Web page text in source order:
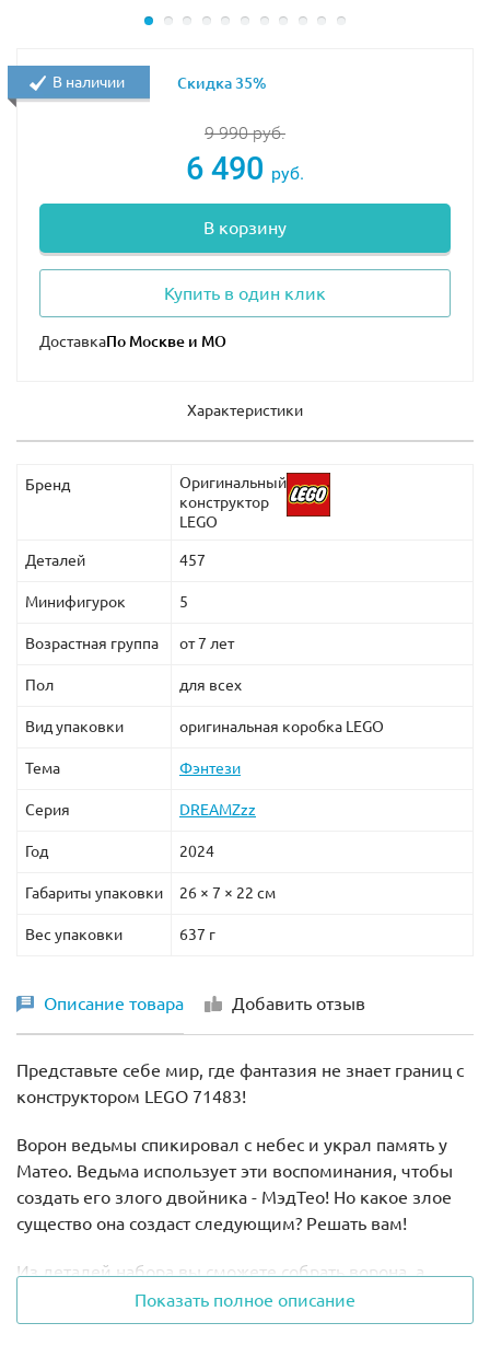
9 990руб.
6 490 руб.
В корзину
Купить в один клик
Доставка
В наличии Скидка 35%
Характеристики
Бренд
Оригинальный
конструктор
LEGO
Деталей 457
Минифигурок 5
Возрастная группа от 7 лет
Пол для всех
Вид упаковки оригинальная коробка LEGO
Тема Фэнтези
Серия DREAMZzz
Год 2024
Габариты упаковки 26 × 7 × 22 см
Вес упаковки 637 г
Описание товара Добавить отзыв
Представьте себе мир, где фантазия не знает границ с
конструктором LEGO 71483!
Ворон ведьмы спикировал с небес и украл память у
Матео. Ведьма использует эти воспоминания, чтобы
создать его злого двойника - МэдТео! Но какое злое
существо она создаст следующим? Решать вам!
Из деталей набора вы сможете собрать ворона, а
затем перестроить его в волка или фигурку
Думблоба, тёмного двойника Зи-Блоба.
Показать полное описание